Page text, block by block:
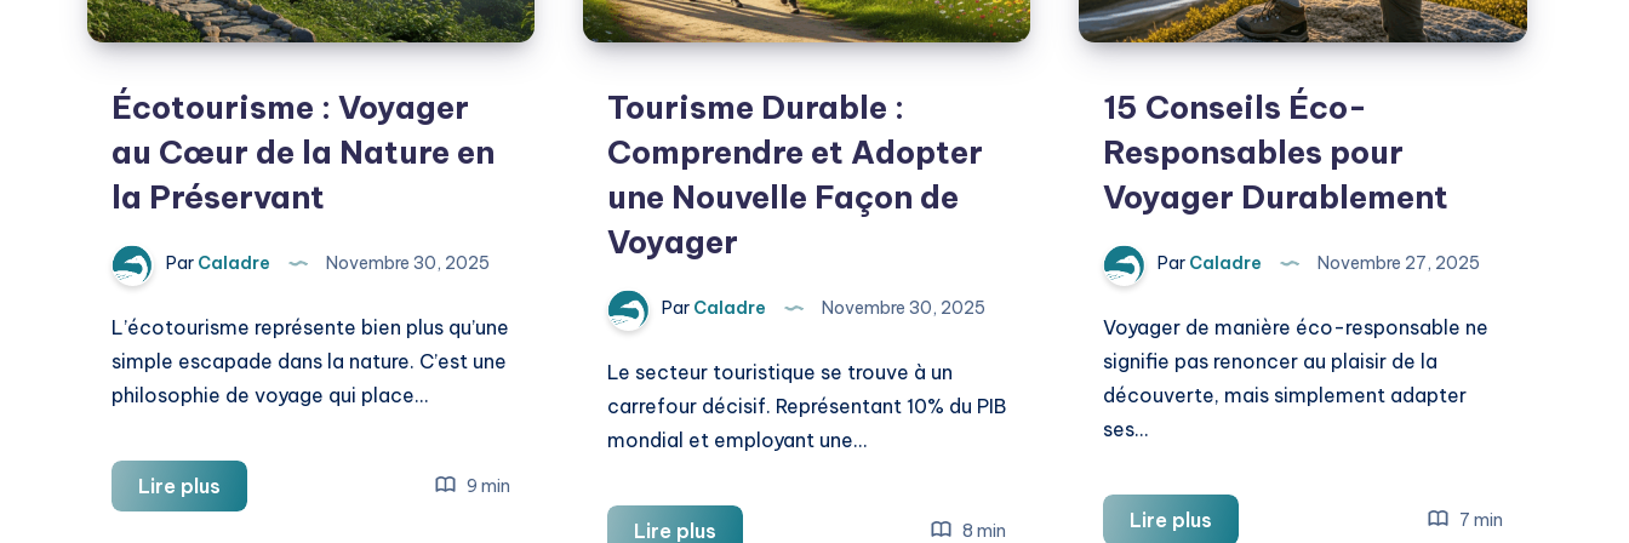
Écotourisme : Voyager
au Cœur de la Nature en
la Préservant
Par Caladre Novembre 30, 2025
L’écotourisme représente bien plus qu’une
simple escapade dans la nature. C’est une
philosophie de voyage qui place…
Lire plus
:
9 min
Tourisme Durable :
Comprendre et Adopter
une Nouvelle Façon de
Voyager
Par Caladre Novembre 30, 2025
Le secteur touristique se trouve à un
carrefour décisif. Représentant 10% du PIB
mondial et employant une…
Lire plus 8 min
15 Conseils Éco-
Responsables pour
Voyager Durablement
Par Caladre Novembre 27, 2025
Voyager de manière éco-responsable ne
signifie pas renoncer au plaisir de la
découverte, mais simplement adapter
ses…
Lire plus 7 min